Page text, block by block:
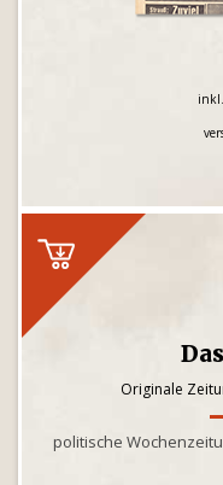
Originale
politische